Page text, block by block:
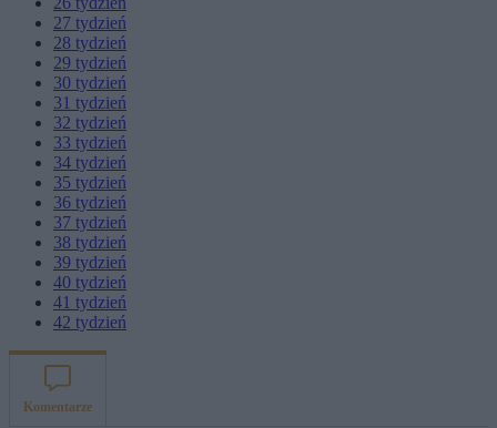
27 tydzień
28 tydzień
29 tydzień
30 tydzień
31 tydzień
32 tydzień
33 tydzień
34 tydzień
35 tydzień
36 tydzień
37 tydzień
38 tydzień
39 tydzień
40 tydzień
41 tydzień
42 tydzień